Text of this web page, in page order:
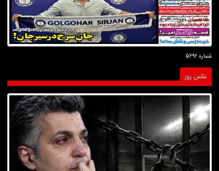
شماره 5692
عکس روز